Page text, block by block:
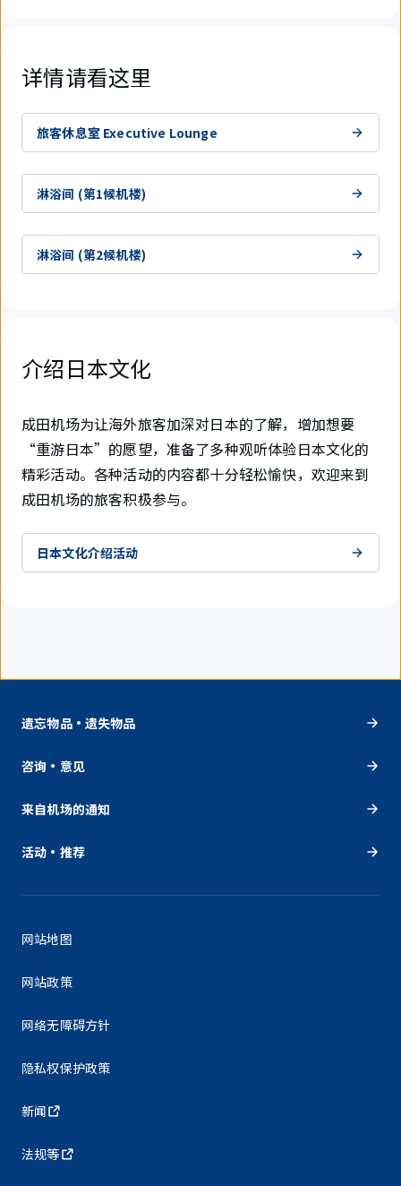
详情请看这里
旅客休息室 Executive Lounge
淋浴间 (第1候机楼)
淋浴间 (第2候机楼)
介绍日本文化
成田机场为让海外旅客加深对日本的了解，增加想要
“重游日本”的愿望，准备了多种观听体验日本文化的
精彩活动。各种活动的内容都十分轻松愉快，欢迎来到
成田机场的旅客积极参与。
日本文化介绍活动
遗忘物品・遗失物品
咨询・意见
来自机场的通知
活动・推荐
网站地图
网站政策
网络无障碍方针
隐私权保护政策
新闻
法规等